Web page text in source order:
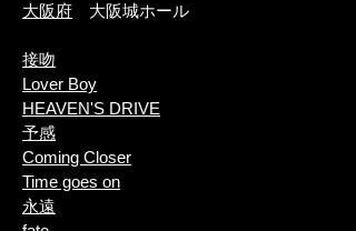
大阪府 大阪城ホール
接吻
Lover Boy
HEAVEN'S DRIVE
予感
Coming Closer
Time goes on
永遠